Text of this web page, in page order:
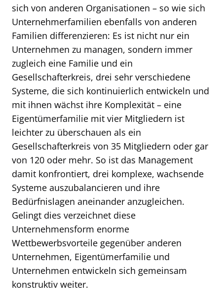
sich von anderen Organisationen – so wie sich
Unternehmerfamilien ebenfalls von anderen
Familien differenzieren: Es ist nicht nur ein
Unternehmen zu managen, sondern immer
zugleich eine Familie und ein
Gesellschafterkreis, drei sehr verschiedene
Systeme, die sich kontinuierlich entwickeln und
mit ihnen wächst ihre Komplexität – eine
Eigentümerfamilie mit vier Mitgliedern ist
leichter zu überschauen als ein
Gesellschafterkreis von 35 Mitgliedern oder gar
von 120 oder mehr. So ist das Management
damit konfrontiert, drei komplexe, wachsende
Systeme auszubalancieren und ihre
Bedürfnislagen aneinander anzugleichen.
Gelingt dies verzeichnet diese
Unternehmensform enorme
Wettbewerbsvorteile gegenüber anderen
Unternehmen, Eigentümerfamilie und
Unternehmen entwickeln sich gemeinsam
konstruktiv weiter.